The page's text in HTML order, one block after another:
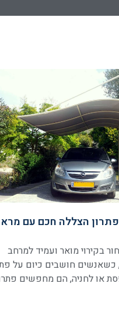
הצללה חכם עם
בקירוי מואר ועמיד למרחב
כשאנשים חושבים כיום על
או לחניה, הם מחפשים